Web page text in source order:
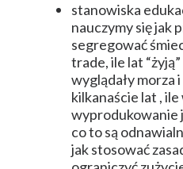
stanowiska
nauczymy się jak
segregować
trade, ile lat
wyglądały morza
kilkanaście lat ,
wyprodukowanie
co to są
jak stosować